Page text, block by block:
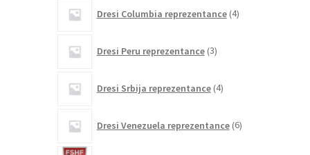
Dresi Columbia reprezentance 4izdelki
Dresi Peru reprezentance 3izdelki
Dresi Srbija reprezentance 4izdelki
Dresi Venezuela reprezentance 6izdelkov